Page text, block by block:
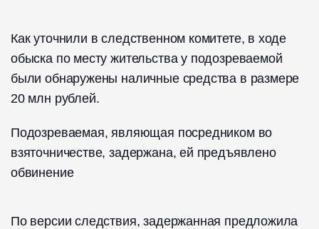
Как уточнили в следственном комитете, в ходе
обыска по месту жительства у подозреваемой
были обнаружены наличные средства в размере
20 млн рублей.
Подозреваемая, являющая посредником во
взяточничестве, задержана, ей предъявлено
обвинение
По версии следствия, задержанная предложила